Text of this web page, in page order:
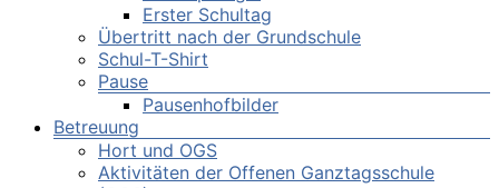
Erster Schultag
Übertritt nach der Grundschule
Schul-T-Shirt
Pause
Pausenhofbilder
Betreuung
Hort und OGS
Aktivitäten der Offenen Ganztagsschule